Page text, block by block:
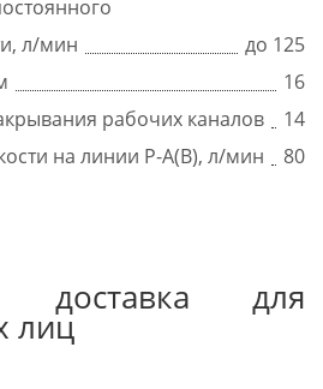
л/мин
до 125
16
рабочих каналов
14
на линии Р-А(В), л/мин
80
для
лиц